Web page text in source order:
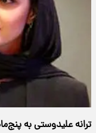
ترانه علیدوستی به